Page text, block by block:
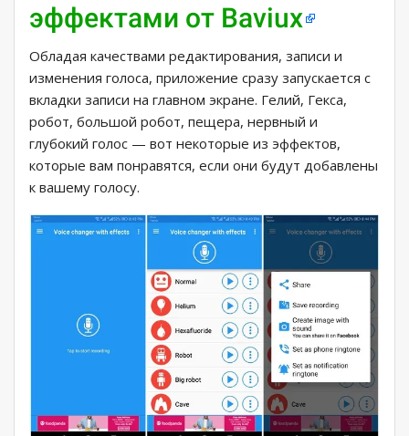
эффектами от Baviux
Обладая качествами редактирования, записи и
изменения голоса, приложение сразу запускается с
вкладки записи на главном экране. Гелий, Гекса,
робот, большой робот, пещера, нервный и
глубокий голос — вот некоторые из эффектов,
которые вам понравятся, если они будут добавлены
к вашему голосу.